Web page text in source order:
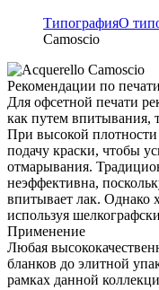
ТипографияО
Camoscio
Рекомендации по печати
Для офсетной печати
как путем впитывания,
При высокой плотности
подачу краски, чтобы
отмарывания.
неэффективна,
впитывает лак. Однако
используя
Применение
Любая
бланков до элитной
рамках данной